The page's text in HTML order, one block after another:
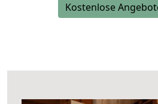
Kostenlose